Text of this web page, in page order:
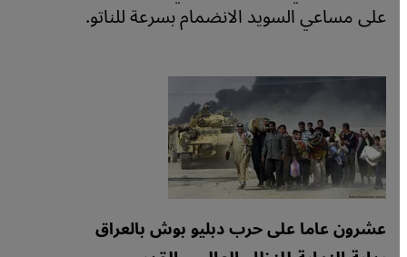
على مساعي السويد الانضمام بسرعة للناتو.
عشرون عاما على حرب دبليو بوش بالعراق